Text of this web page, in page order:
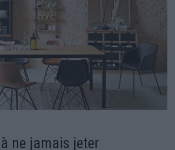
ne jamais jeter